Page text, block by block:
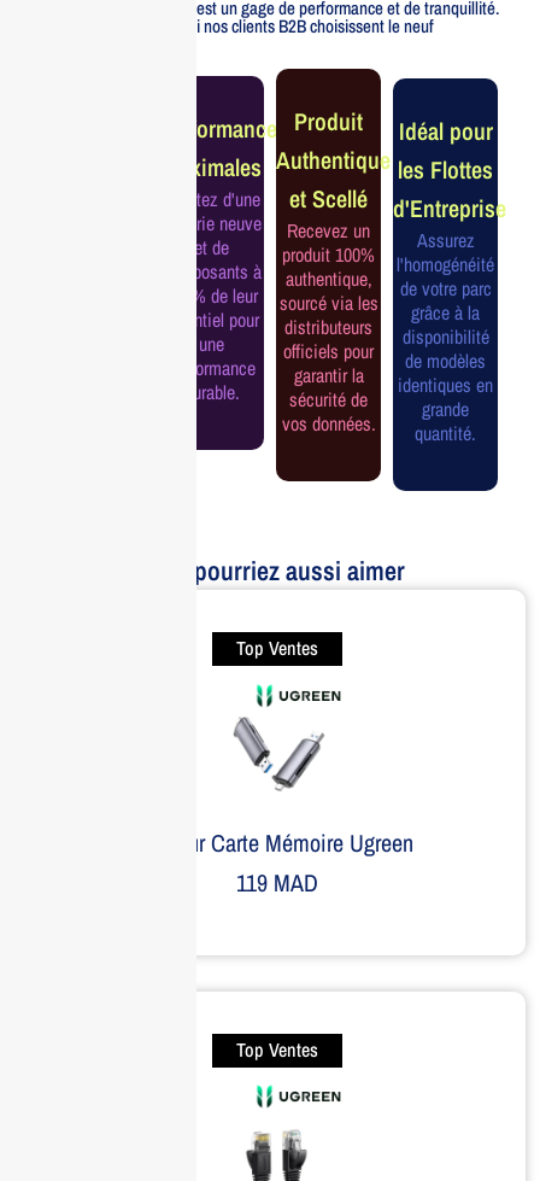
officiellement distribué est un gage de performance et de tranquillité.
Voici pourquoi nos clients B2B choisissent le neuf
Performance
Maximales
Profitez d'une
batterie neuve
et de
composants à
100% de leur
potentiel pour
une
performance
durable.
Produit
Authentique
et Scellé
Recevez un
produit 100%
authentique,
sourcé via les
distributeurs
officiels pour
garantir la
sécurité de
vos données.
Idéal pour
les Flottes
d'Entreprise
Assurez
l'homogénéité
de votre parc
grâce à la
disponibilité
de modèles
identiques en
grande
quantité.
Vous pourriez aussi aimer
Top Ventes
Lecteur Carte Mémoire Ugreen
119MAD
Top Ventes